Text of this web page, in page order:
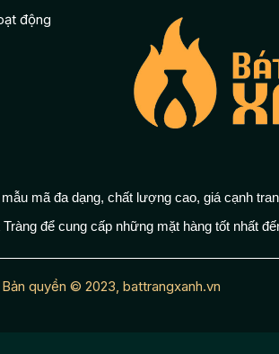
động
mã đa dạng, chất lượng cao, giá cạnh
để cung cấp những mặt hàng tốt nhất
Bản quyền © 2023, battrangxanh.vn